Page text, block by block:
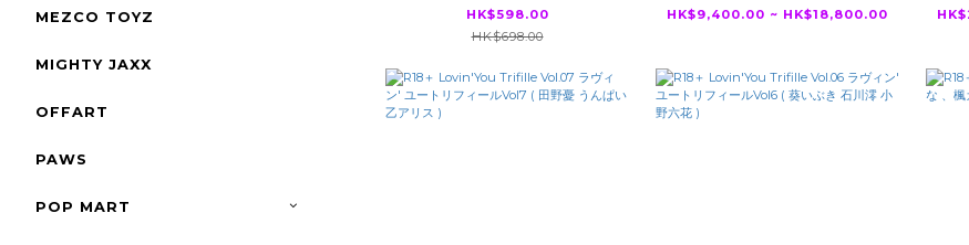
MEZCO TOYZ
MIGHTY JAXX
OFFART
PAWS
POP MART
Edition 2025 Mayuki Ito
伊藤舞雪 Regular 54 cards
HK$598.00
HK$698.00
Edition (新ありな 、桃乃木
HK$9,400.00 ~ HK$18,800.00